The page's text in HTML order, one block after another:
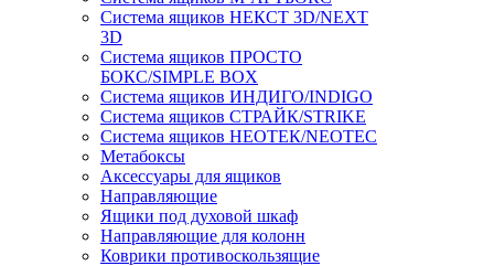
Система ящиков НЕКСТ 3D/NEXT
3D
Система ящиков ПРОСТО
БОКС/SIMPLE BOX
Система ящиков ИНДИГО/INDIGO
Система ящиков СТРАЙК/STRIKE
Система ящиков НЕОТЕК/NEOTEC
Метабоксы
Аксессуары для ящиков
Направляющие
Ящики под духовой шкаф
Направляющие для колонн
Коврики противоскользящие